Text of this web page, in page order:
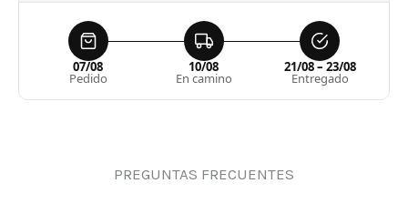
07/08
Pedido
10/08
En camino
21/08 – 23/08
Entregado
PREGUNTAS FRECUENTES